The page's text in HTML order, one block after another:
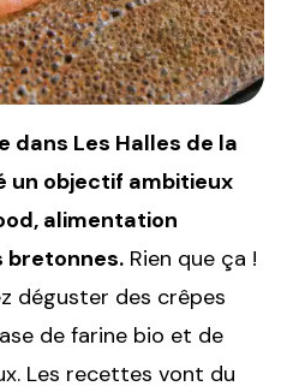
Les Halles de la
un objectif ambitieux
alimentation
bretonnes. Rien que ça !
déguster des crêpes
de farine bio et de
Les recettes vont du